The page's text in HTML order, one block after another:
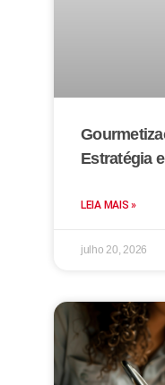
Estratégia
LEIA MAIS »
julho 20, 2026